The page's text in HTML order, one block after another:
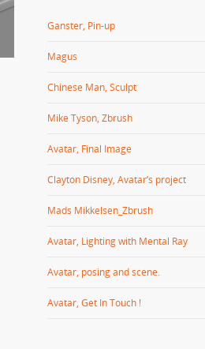
Ganster, Pin-up
Magus
Chinese Man, Sculpt
Mike Tyson, Zbrush
Avatar, Final Image
Clayton Disney, Avatar’s project
Mads Mikkelsen_Zbrush
Avatar, Lighting with Mental Ray
Avatar, posing and scene.
Avatar, Get In Touch !